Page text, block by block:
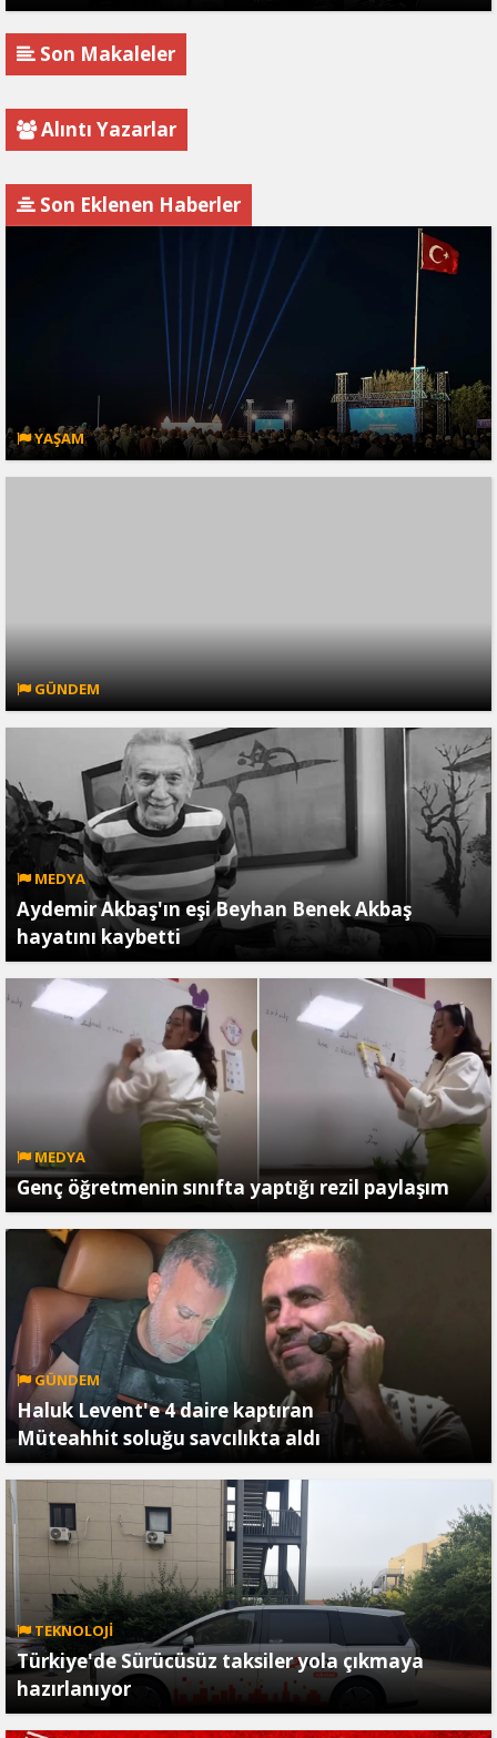
Son Makaleler
Alıntı Yazarlar
Son Eklenen Haberler
YAŞAM
GÜNDEM
MEDYA
Aydemir Akbaş'ın eşi Beyhan Benek Akbaş
hayatını kaybetti
MEDYA
Genç öğretmenin sınıfta yaptığı rezil paylaşım
GÜNDEM
Haluk Levent'e 4 daire kaptıran
Müteahhit soluğu savcılıkta aldı
TEKNOLOJİ
Türkiye'de Sürücüsüz taksiler yola çıkmaya
hazırlanıyor